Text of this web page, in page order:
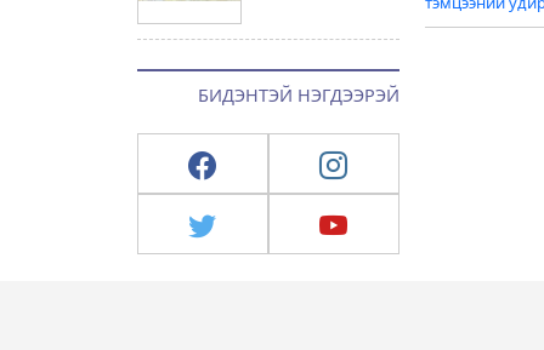
БИДЭНТЭЙ НЭГДЭЭРЭЙ